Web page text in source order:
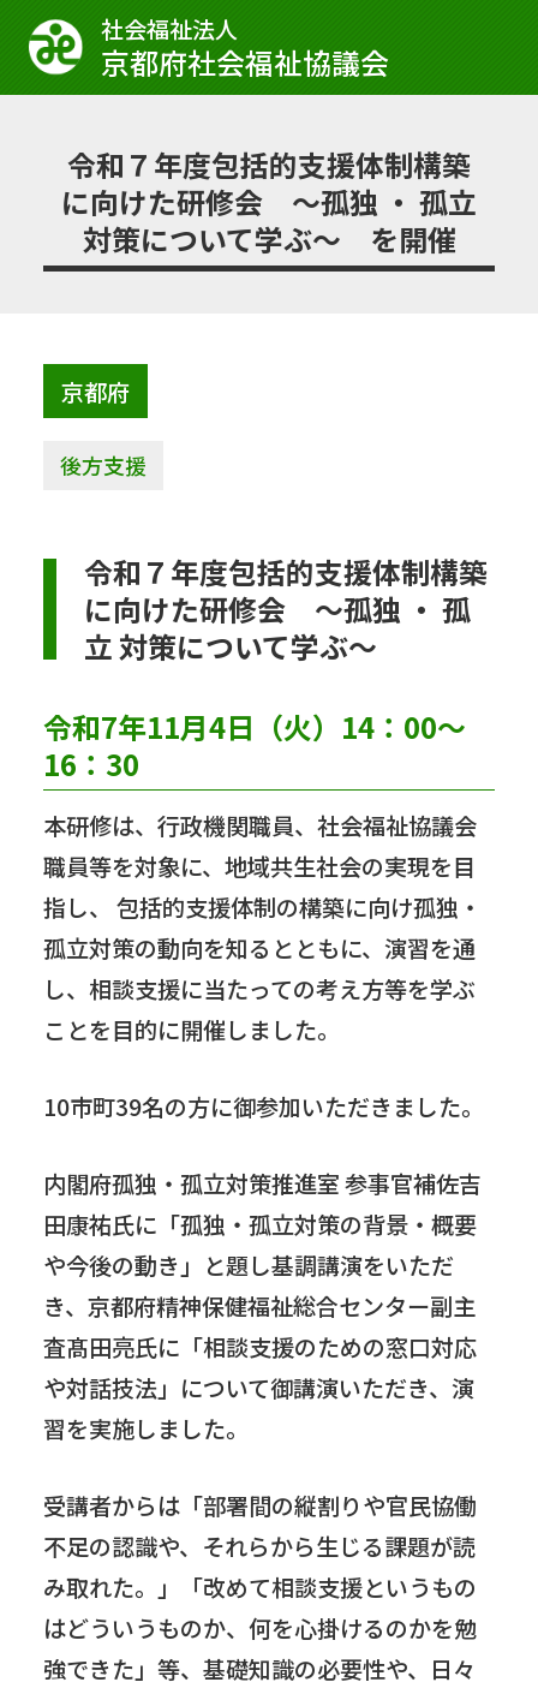
社会福祉法⼈
京都府社会福祉協議会
令和７年度包括的支援体制構築
に向けた研修会 ～孤独 ・ 孤立
対策について学ぶ～ を開催
京都府
後方支援
令和７年度包括的支援体制構築
に向けた研修会 ～孤独 ・ 孤
立 対策について学ぶ～
令和7年11月4日（火）14：00～
16：30
本研修は、行政機関職員、社会福祉協議会
職員等を対象に、地域共生社会の実現を目
指し、 包括的支援体制の構築に向け孤独・
孤立対策の動向を知るとともに、演習を通
し、相談支援に当たっての考え方等を学ぶ
ことを目的に開催しました。
10市町39名の方に御参加いただきました。
内閣府孤独・孤立対策推進室 参事官補佐吉
田康祐氏に「孤独・孤立対策の背景・概要
や今後の動き」と題し基調講演をいただ
き、京都府精神保健福祉総合センター副主
査髙田亮氏に「相談支援のための窓口対応
や対話技法」について御講演いただき、演
習を実施しました。
受講者からは「部署間の縦割りや官民協働
不足の認識や、それらから生じる課題が読
み取れた。」「改めて相談支援というもの
はどういうものか、何を心掛けるのかを勉
強できた」等、基礎知識の必要性や、日々